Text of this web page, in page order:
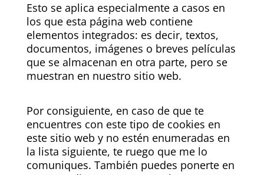
Esto se aplica especialmente a casos en
los que esta página web contiene
elementos integrados: es decir, textos,
documentos, imágenes o breves películas
que se almacenan en otra parte, pero se
muestran en nuestro sitio web.
Por consiguiente, en caso de que te
encuentres con este tipo de cookies en
este sitio web y no estén enumeradas en
la lista siguiente, te ruego que me lo
comuniques. También puedes ponerte en